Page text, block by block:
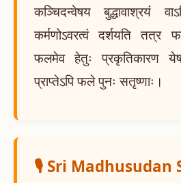
कञ्चिदन्वेषय बुद्धावाश्रयं
कर्मणोऽवरत्वं दर्शयति तत्र
फलमेव हेतुः प्रकृतिकारण
प्राप्तेऽपि फले पुनः सतृष्णाः।
🎙️ Sri Madhusudan